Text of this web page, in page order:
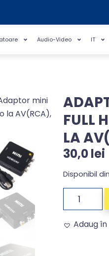
Audio-Video IT
mini
la AV(RCA),
FULL
LA
30,0lei
Disponibil
Adaug